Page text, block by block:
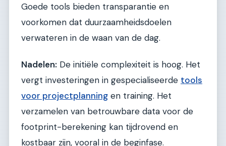
Goede tools bieden transparantie en
voorkomen dat duurzaamheidsdoelen
verwateren in de waan van de dag.
Nadelen: De initiële complexiteit is hoog. Het
vergt investeringen in gespecialiseerde tools
voor projectplanning en training. Het
verzamelen van betrouwbare data voor de
footprint-berekening kan tijdrovend en
kostbaar zijn, vooral in de beginfase.